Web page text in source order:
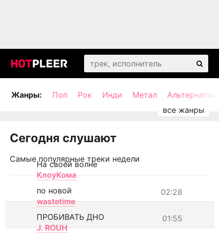
Жанры: Поп Рок Инди Метал
Сегодня слушают
Самые популярные треки недели
На своей волне
КлоуКома
02:28
по новой
wastetime
01:55
ПРОБИВАТЬ ДНО
J. ROUH